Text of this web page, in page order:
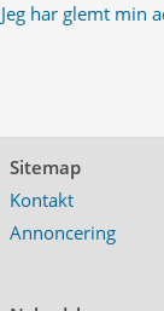
Jeg har glemt min
Sitemap
Kontakt
Annoncering